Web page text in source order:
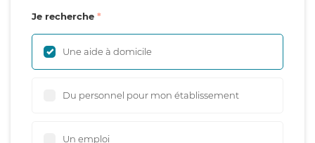
Je recherche
Une aide à domicile
Du personnel pour mon établissement
Un emploi